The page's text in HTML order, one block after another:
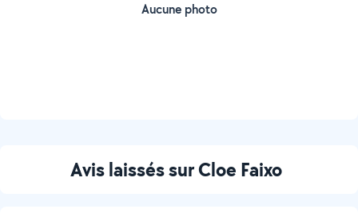
Aucune photo
Avis laissés sur Cloe Faixo